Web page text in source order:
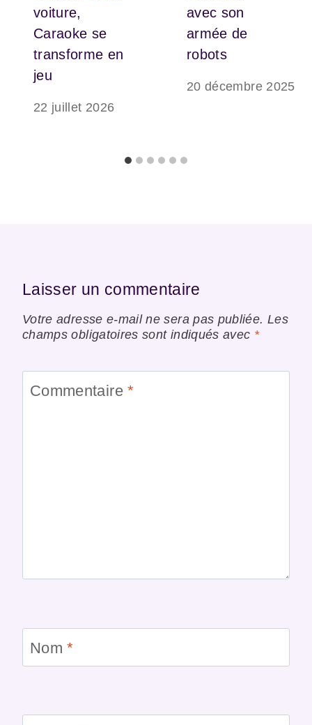
voiture,
Caraoke se
transforme en
jeu
22 juillet 2026
avec son
armée de
robots
20 décembre 2025
Laisser un commentaire
Votre adresse e-mail ne sera pas publiée. Les
champs obligatoires sont indiqués avec *
Commentaire*
Nom*